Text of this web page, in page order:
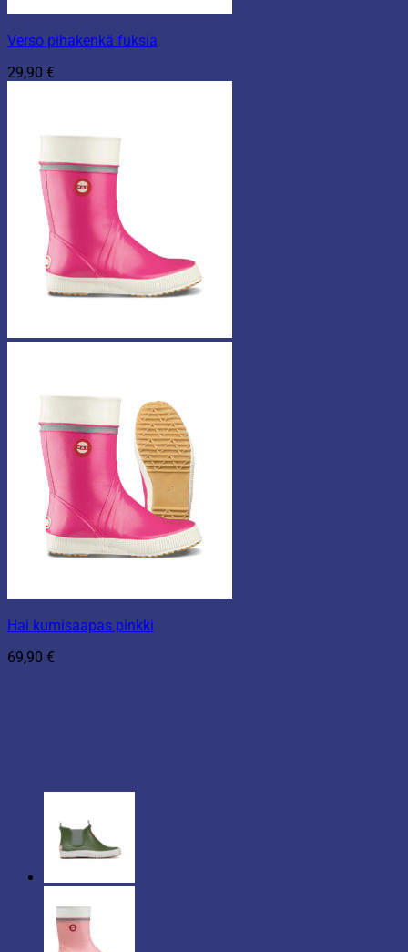
Verso pihakenkä fuksia
29,90 €
Hai kumisaapas pinkki
69,90 €